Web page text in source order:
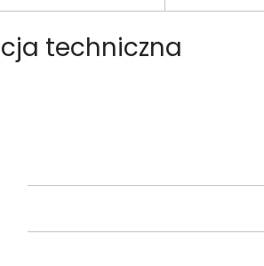
techniczna